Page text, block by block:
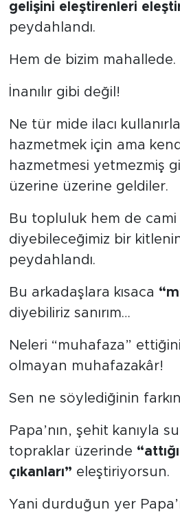
gelişini eleştirenleri
peydahlandı.
Hem de bizim mahallede.
İnanılır gibi değil!
Ne tür mide ilacı
hazmetmek için ama
hazmetmesi yetmezmiş
üzerine üzerine geldiler.
Bu topluluk hem de cami
diyebileceğimiz bir
peydahlandı.
Bu arkadaşlara kısaca
diyebiliriz sanırım…
Neleri “muhafaza”
olmayan muhafazakâr!
Sen ne söylediğinin
Papa’nın, şehit kanıyla
topraklar üzerinde
çıkanları” eleştiriyorsun.
Yani durduğun yer